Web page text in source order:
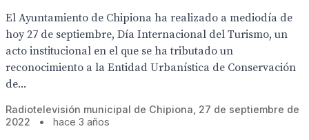
El Ayuntamiento de Chipiona ha realizado a mediodía de
hoy 27 de septiembre, Día Internacional del Turismo, un
acto institucional en el que se ha tributado un
reconocimiento a la Entidad Urbanística de Conservación
de...
Radiotelevisión municipal de Chipiona, 27 de septiembre de
2022
• hace 3 años